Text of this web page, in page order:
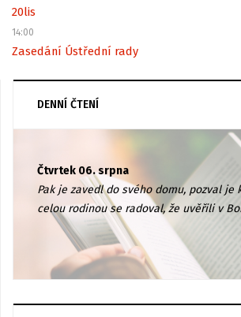
20lis
14:00
Zasedání Ústřední rady
DENNÍ ČTENÍ
Čtvrtek 06. srpna
Pak je zavedl do svého domu, pozval je
celou rodinou se radoval, že uvěřili v